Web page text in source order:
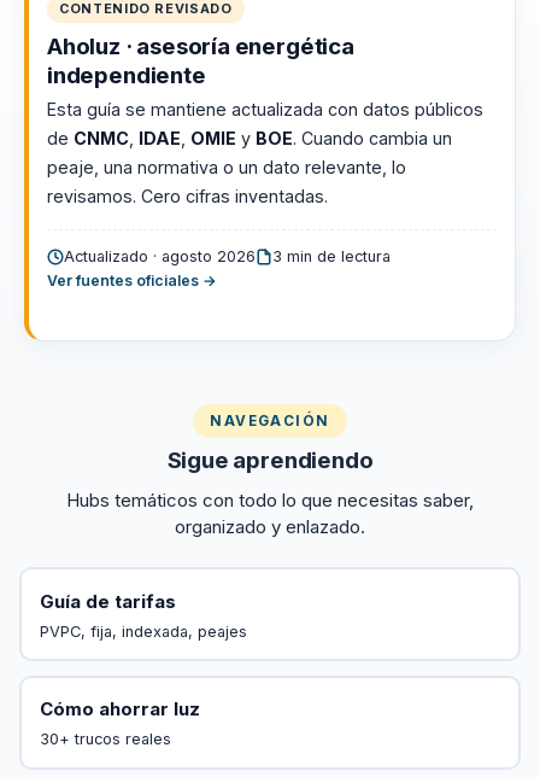
CONTENIDO REVISADO
Aholuz · asesoría energética
independiente
Esta guía se mantiene actualizada con datos públicos
de CNMC, IDAE, OMIE y BOE. Cuando cambia un
peaje, una normativa o un dato relevante, lo
revisamos. Cero cifras inventadas.
Actualizado · agosto 2026
3 min de lectura
Ver fuentes oficiales →
NAVEGACIÓN
Sigue aprendiendo
Hubs temáticos con todo lo que necesitas saber,
organizado y enlazado.
Guía de tarifas
PVPC, fija, indexada, peajes
Cómo ahorrar luz
30+ trucos reales